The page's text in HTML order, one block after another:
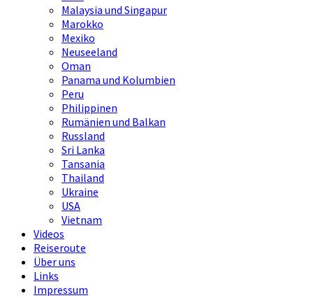
Malaysia und Singapur
Marokko
Mexiko
Neuseeland
Oman
Panama und Kolumbien
Peru
Philippinen
Rumänien und Balkan
Russland
Sri Lanka
Tansania
Thailand
Ukraine
USA
Vietnam
Videos
Reiseroute
Über uns
Links
Impressum